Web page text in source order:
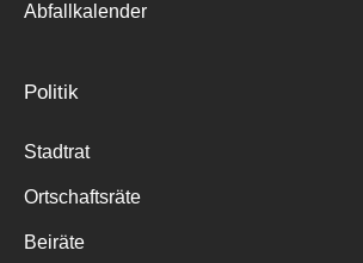
Abfallkalender
Politik
Stadtrat
Ortschaftsräte
Beiräte